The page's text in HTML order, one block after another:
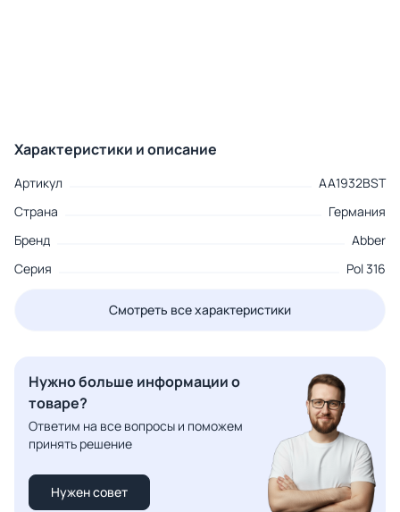
Характеристики и описание
Артикул
AA1932BST
Страна
Германия
Бренд
Abber
Серия
Pol 316
Смотреть все характеристики
Нужно больше информации о
товаре?
Ответим на все вопросы и поможем
принять решение
Нужен совет